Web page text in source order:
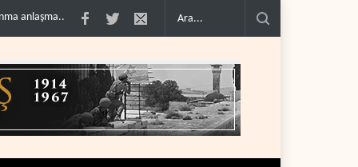
sonra i.. Galibaf, Trump'ın tehdit ve müzakere mesajlarıyla alay et..